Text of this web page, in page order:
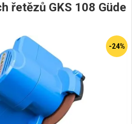
řetězů GKS 108 Güde
-24%